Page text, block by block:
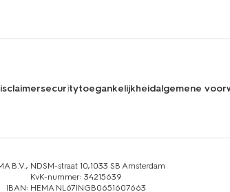
securitytoegankelijkheidalgemene
B.V., NDSM-straat 10,1033 SB Amsterdam
KvK-nummer: 34215639
IBAN: HEMA NL67INGB0651607663